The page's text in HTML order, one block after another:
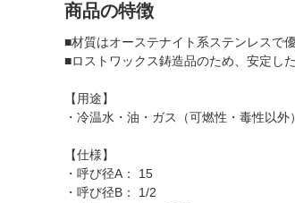
商品の特徴
■材質はオーステナイト系ステンレスで
■ロストワックス鋳造品のため、安定した
【用途】
・冷温水・油・ガス（可燃性・毒性以
【仕様】
・呼び径A： 15
・呼び径B： 1/2